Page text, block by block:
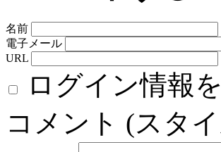
名前
電子メール
URL
ログイン情報
コメント (スタ